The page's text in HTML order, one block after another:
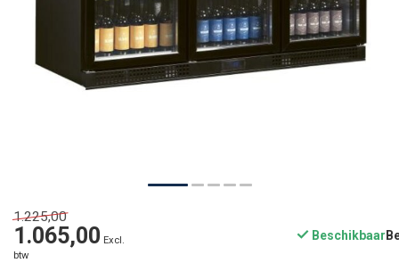
1.225,00
1.065,00 Excl.
btw
Beschikbaar